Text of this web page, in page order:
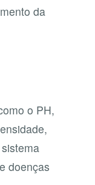
da
o PH,
doenças